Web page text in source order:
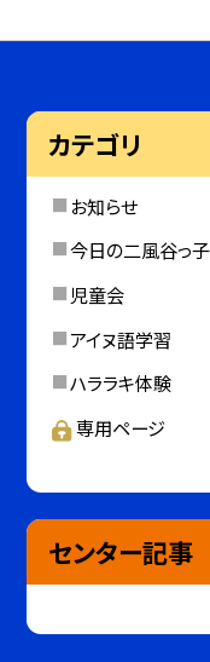
カテゴリ
お知らせ
今日の二風谷っ子
児童会
アイヌ語学習
ハララキ体験
専用ページ
センター記事